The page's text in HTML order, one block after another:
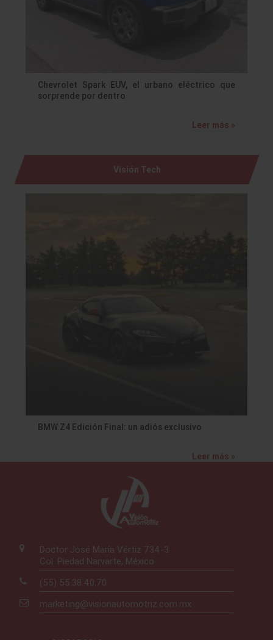
Chevrolet Spark EUV, el urbano eléctrico que
sorprende por dentro
Leer más »
Visión Tech
BMW Z4 Edición Final: un adiós exclusivo
Leer más »
Doctor José María Vértiz 734-3
Col. Piedad Narvarte, México
(55) 55.38.40.70
marketing@visionautomotriz.com.mx